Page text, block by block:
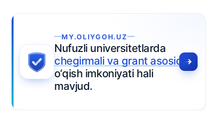
MY.OLIYGOH.UZ
Nufuzli universitetlarda
chegirmali va grant asosida
o‘qish imkoniyati hali
mavjud.